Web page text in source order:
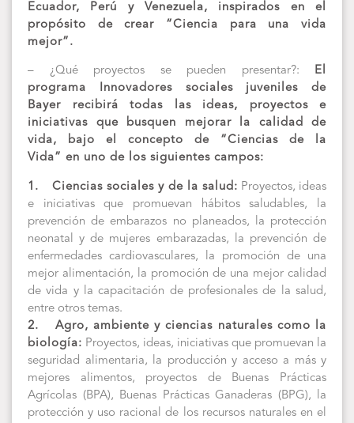
Ecuador, Perú y Venezuela, inspirados en el
propósito de crear “Ciencia para una vida
mejor”.
– ¿Qué proyectos se pueden presentar?: El
programa Innovadores sociales juveniles de
Bayer recibirá todas las ideas, proyectos e
iniciativas que busquen mejorar la calidad de
vida, bajo el concepto de “Ciencias de la
Vida” en uno de los siguientes campos:
1. Ciencias sociales y de la salud: Proyectos, ideas
e iniciativas que promuevan hábitos saludables, la
prevención de embarazos no planeados, la protección
neonatal y de mujeres embarazadas, la prevención de
enfermedades cardiovasculares, la promoción de una
mejor alimentación, la promoción de una mejor calidad
de vida y la capacitación de profesionales de la salud,
entre otros temas.
2.
Agro, ambiente y ciencias naturales como la
biología: Proyectos, ideas, iniciativas que promuevan la
seguridad alimentaria, la producción y acceso a más y
mejores alimentos, proyectos de Buenas Prácticas
Agrícolas (BPA), Buenas Prácticas Ganaderas (BPG), la
protección y uso racional de los recursos naturales en el